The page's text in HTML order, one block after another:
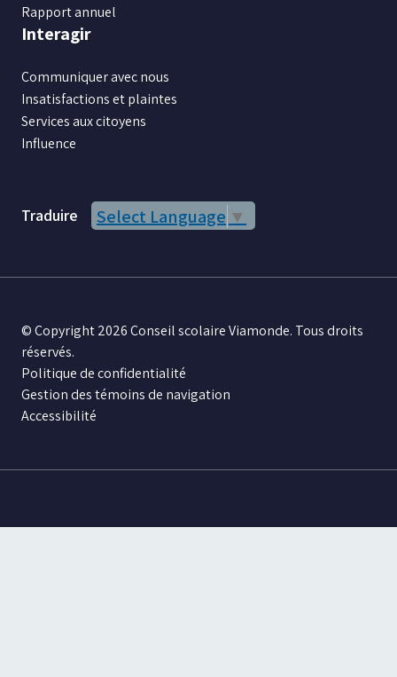
Rapport annuel
Interagir
Communiquer avec nous
Insatisfactions et plaintes
Services aux citoyens
Influence
Traduire Select Language ▼
© Copyright 2026 Conseil scolaire Viamonde. Tous droits
réservés.
Politique de confidentialité
Gestion des témoins de navigation
Accessibilité